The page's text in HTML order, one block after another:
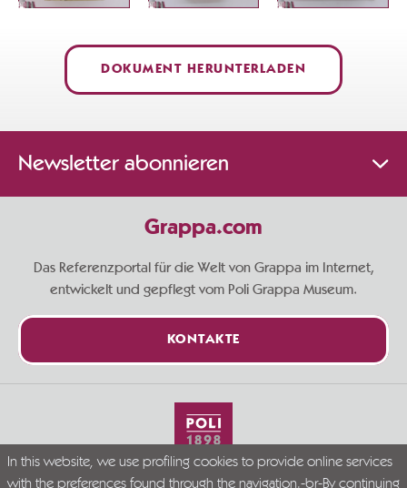
DOKUMENT HERUNTERLADEN
Newsletter abonnieren
Grappa.com
Das Referenzportal für die Welt von Grappa im Internet,
entwickelt und gepflegt vom Poli Grappa Museum.
KONTAKTE
Live Grappa responsibly
In this website, we use profiling cookies to provide online services
with the preferences found through the navigation.-br-By continuing